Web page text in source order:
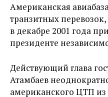
Американская
транзитных
в декабре 2001 года
президенте
Действующий глава
Атамбаев
американского ЦТП из